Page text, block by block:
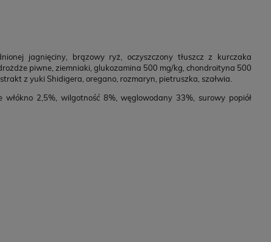
jagnięciny, brązowy ryż, oczyszczony tłuszcz z kurczaka
piwne, ziemniaki, glukozamina 500 mg/kg, chondroityna 500
z yuki Shidigera, oregano, rozmaryn, pietruszka, szałwia.
2,5%, wilgotność 8%, węglowodany 33%, surowy popiół